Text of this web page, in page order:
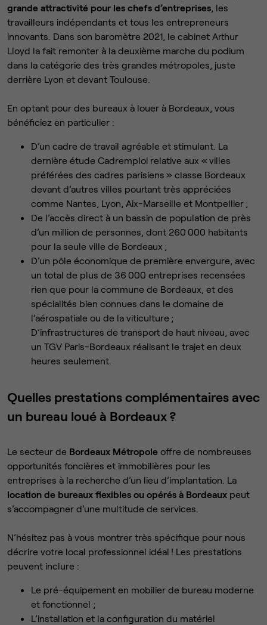
grande attractivité pour les chefs d’entreprises, les
travailleurs indépendants et tous les entrepreneurs
innovants. Dans son baromètre 2021, le cabinet Arthur
Lloyd la fait remonter à la deuxième marche du podium
dans la catégorie des très grandes métropoles, juste
derrière Lyon et devant Toulouse.
En optant pour des bureaux à louer à Bordeaux, vous
bénéficiez en particulier :
D’un cadre de travail agréable et stimulant. La
dernière étude Cadremploi relative aux « villes
préférées des cadres parisiens » classe Bordeaux
devant d’autres villes pourtant très appréciées
comme Nantes, Lyon, Aix-Marseille et Montpellier ;
De l’accès direct à un bassin de population de près
d’un million de personnes, dont 260 000 habitants
pour la seule ville de Bordeaux ;
D’un pôle économique de première envergure, avec
un total de plus de 36 000 entreprises recensées
rien que pour la commune de Bordeaux, et des
spécialités bien connues dans le domaine de
l’aérospatiale ou de la viticulture ;
D’infrastructures de transport de haut niveau, avec
un TGV Paris-Bordeaux réalisant le trajet en deux
heures seulement.
Quelles prestations complémentaires avec
un bureau loué à Bordeaux ?
Le secteur de Bordeaux Métropole offre de nombreuses
opportunités foncières et immobilières pour les
entreprises à la recherche d’un lieu d’implantation. La
location de bureaux flexibles ou opérés à Bordeaux peut
s’accompagner d’une multitude de services.
N’hésitez pas à vous montrer très spécifique pour nous
décrire votre local professionnel idéal ! Les prestations
peuvent inclure :
Le pré-équipement en mobilier de bureau moderne
et fonctionnel ;
L’installation et la configuration du matériel